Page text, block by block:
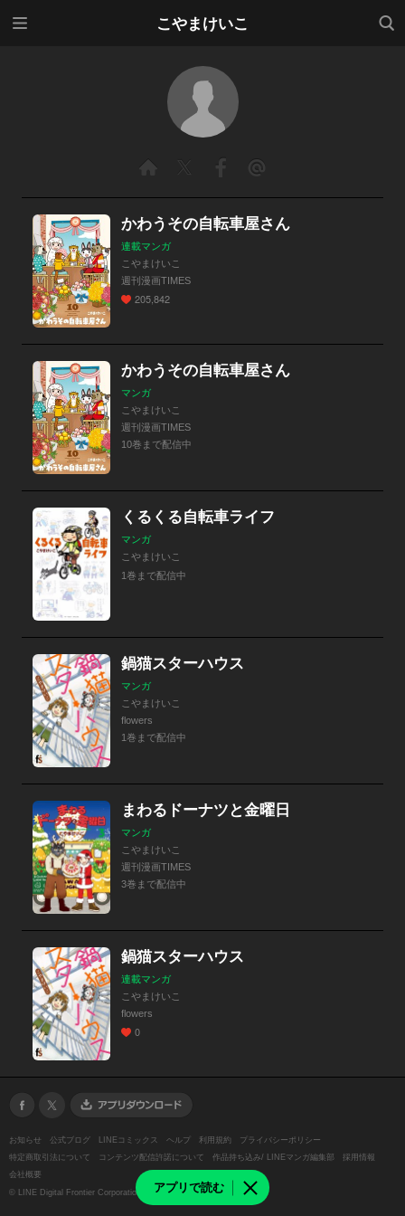
こやまけいこ
検索
アプリで読む
かわうその自転車屋さん
連載マンガ
こやまけいこ
週刊漫画TIMES
205,842
かわうその自転車屋さん
マンガ
こやまけいこ
週刊漫画TIMES
10巻まで配信中
くるくる自転車ライフ
マンガ
こやまけいこ
1巻まで配信中
鍋猫スターハウス
マンガ
こやまけいこ
flowers
1巻まで配信中
まわるドーナツと金曜日
マンガ
こやまけいこ
週刊漫画TIMES
3巻まで配信中
鍋猫スターハウス
連載マンガ
こやまけいこ
flowers
0
お知らせ 公式ブログ LINEコミックス ヘルプ 利用規約
プライバシーポリシー
特定商取引法について
コンテンツ配信許諾について 作品持ち込み/ LINEマンガ編集部
採用情報
会社概要
© LINE Digital Frontier Corporation